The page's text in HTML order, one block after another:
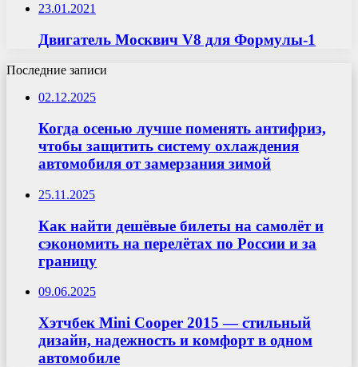
23.01.2021
Двигатель Москвич V8 для Формулы-1
Последние записи
02.12.2025
Когда осенью лучше поменять антифриз,
чтобы защитить систему охлаждения
автомобиля от замерзания зимой
25.11.2025
Как найти дешёвые билеты на самолёт и
сэкономить на перелётах по России и за
границу
09.06.2025
Хэтчбек Mini Cooper 2015 — стильный
дизайн, надежность и комфорт в одном
автомобиле